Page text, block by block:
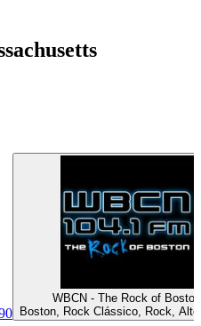
WBCN - The Rock of Boston
Boston, Rock Clássico, Rock,